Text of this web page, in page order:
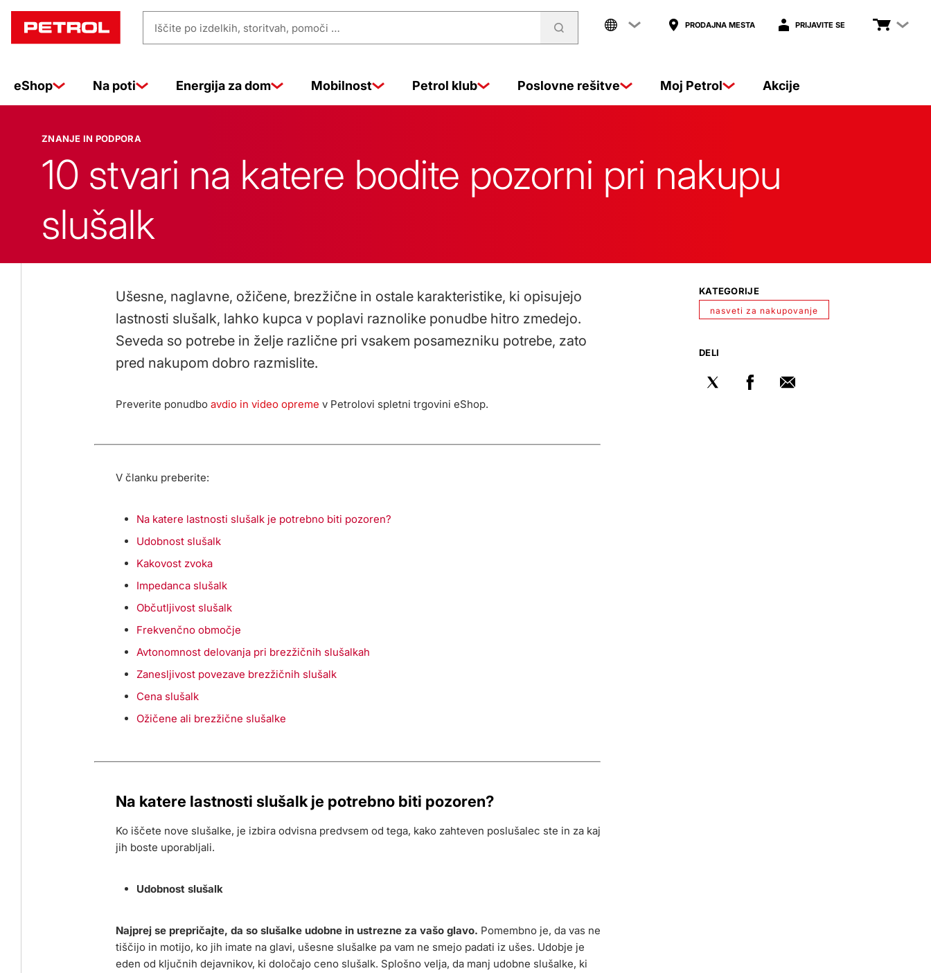
Znanje
in
podpora
Iščite
storitvah,
PRODAJNA MESTA PRIJAVITE SE
eShop Na poti Energija za dom Mobilnost Petrol klub Poslovne rešitve Moj Petrol Akcije
ZNANJE IN PODPORA
10 stvari na katere bodite pozorni pri nakupu
slušalk
Ušesne, naglavne, ožičene, brezžične in ostale karakteristike, ki opisujejo
lastnosti slušalk, lahko kupca v poplavi raznolike ponudbe hitro zmedejo.
Seveda so potrebe in želje različne pri vsakem posamezniku potrebe, zato
pred nakupom dobro razmislite.
Preverite ponudbo avdio in video opreme v Petrolovi spletni trgovini eShop.
V članku preberite:
Na katere lastnosti slušalk je potrebno biti pozoren?
Udobnost slušalk
Kakovost zvoka
Impedanca slušalk
Občutljivost slušalk
Frekvenčno območje
Avtonomnost delovanja pri brezžičnih slušalkah
Zanesljivost povezave brezžičnih slušalk
Cena slušalk
Ožičene ali brezžične slušalke
Na katere lastnosti slušalk je potrebno biti pozoren?
Ko iščete nove slušalke, je izbira odvisna predvsem od tega, kako zahteven poslušalec ste in za kaj
jih boste uporabljali.
Udobnost slušalk
Najprej se prepričajte, da so slušalke udobne in ustrezne za vašo glavo. Pomembno je, da vas ne
tiščijo in motijo, ko jih imate na glavi, ušesne slušalke pa vam ne smejo padati iz ušes. Udobje je
eden od ključnih dejavnikov, ki določajo ceno slušalk. Splošno velja, da manj udobne slušalke, ki
KATEGORIJE
nasveti za nakupovanje
DELI